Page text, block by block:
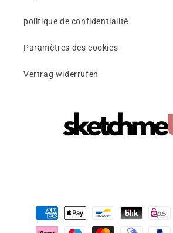
politique de confidentialité
Paramètres des cookies
Vertrag widerrufen
Moyens